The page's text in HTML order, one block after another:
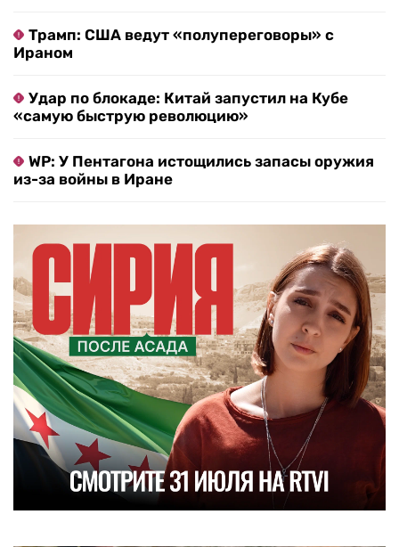
Трамп: США ведут «полупереговоры» с
Ираном
Удар по блокаде: Китай запустил на Кубе
«самую быструю революцию»
WP: У Пентагона истощились запасы оружия
из-за войны в Иране